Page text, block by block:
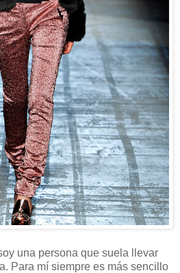
una persona que suela llevar
Para mí siempre es más sencillo